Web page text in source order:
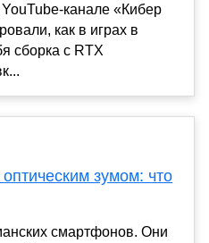
канале «Кибер
как в играх в
сборка с RTX
зумом: что
смартфонов. Они